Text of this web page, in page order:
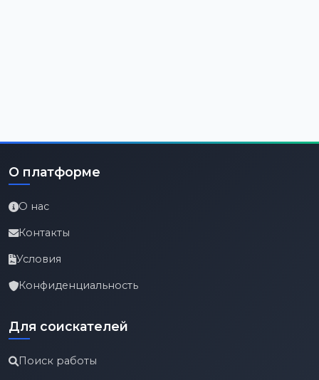
О платформе
О нас
Контакты
Условия
Конфиденциальность
Для соискателей
Поиск работы